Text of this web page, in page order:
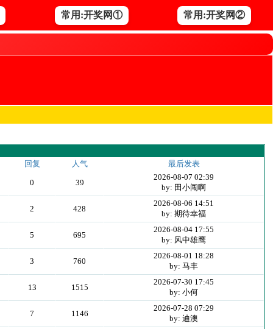
常用:开奖网① 常用:开奖网②
回复 人气 最后发表
0 39
2026-08-07 02:39
by: 田小闯啊
2 428
2026-08-06 14:51
by: 期待幸福
5 695
2026-08-04 17:55
by: 风中雄鹰
3 760
2026-08-01 18:28
by: 马丰
13 1515
2026-07-30 17:45
by: 小何
7 1146
2026-07-28 07:29
by: 迪澳